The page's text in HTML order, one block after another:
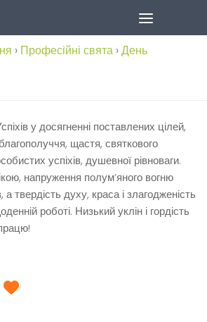
› Професійні свята ›День
у досягненні поставлених цілей,
щастя, святкового
успіхів, душевної рівноваги.
напруження полум’яного вогню
твердість духу, краса і злагодженість
роботі. Низький уклін і гордість